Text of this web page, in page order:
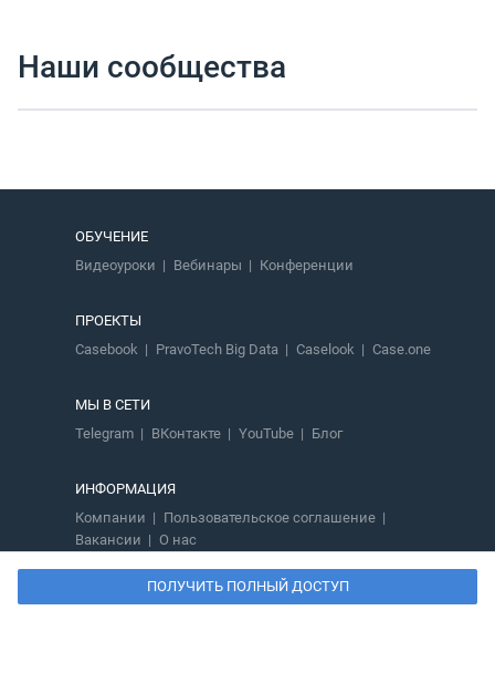
ПОЛУЧИТЬ ПОЛНЫЙ ДОСТУП
Наши сообщества
ОБУЧЕНИЕ
Видеоуроки
Вебинары Конференции
ПРОЕКТЫ
Casebook
PravoTech Big Data Caselook Case.one
МЫ В СЕТИ
Telegram
ВКонтакте YouTube Блог
ИНФОРМАЦИЯ
Компании
Пользовательское соглашение
Вакансии
О нас